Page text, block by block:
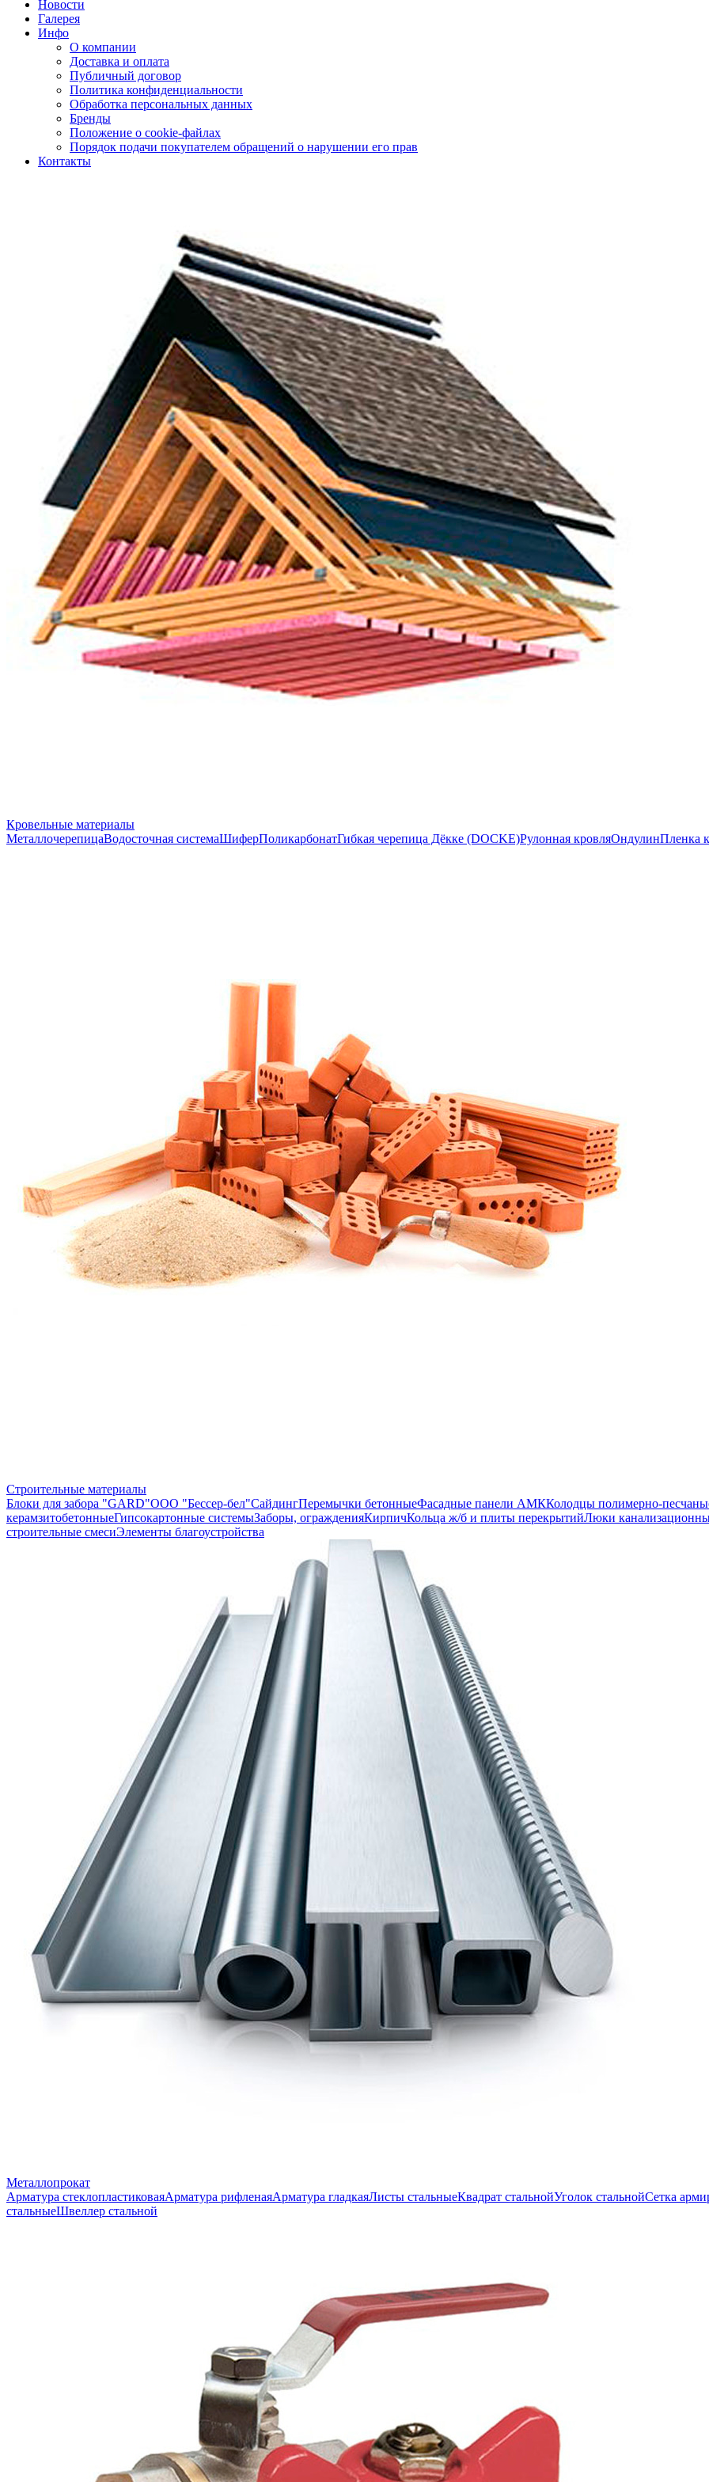
Новости
Галерея
Инфо
О компании
Доставка и оплата
Публичный договор
Политика конфиденциальности
Обработка персональных данных
Бренды
Положение о cookie-файлах
Порядок подачи покупателем обращений о нарушении его прав
Контакты
Кровельные материалы
МеталлочерепицаВодосточная системаШиферПоликарбонатГибкая черепица Дёкке (DOCKE)Рулонная кровляОндулинПленка
Строительные материалы
Блоки для забора "GARD"ООО "Бессер-бел"СайдингПеремычки бетонныеФасадные панели АМККолодцы полимерно-
керамзитобетонныеГипсокартонные системыЗаборы, огражденияКирпичКольца ж/б и плиты перекрытийЛюки
строительные смесиЭлементы благоустройства
Металлопрокат
Арматура стеклопластиковаяАрматура рифленаяАрматура гладкаяЛисты стальныеКвадрат стальнойУголок стальнойСетка
стальныеШвеллер стальной